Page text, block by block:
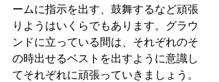
ームに指示を出す、鼓舞するなど頑張
りようはいくらでもあります。グラウ
ンドに立っている間は、それぞれのそ
の時出せるベストを出すように意識し
てそれぞれに頑張っていきましょう。